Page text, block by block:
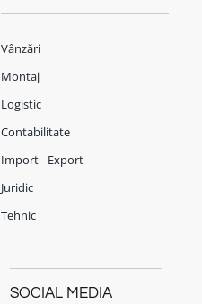
Vânzări
Montaj
Logistic
Contabilitate
Import - Export
Juridic
Tehnic
SOCIAL MEDIA